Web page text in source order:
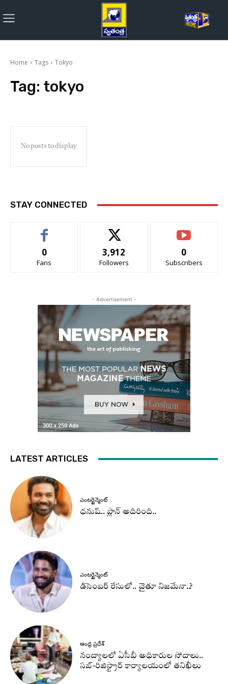
Home Tags Tokyo
Tag: tokyo
No posts to display
STAY CONNECTED
0
Fans
3,912
Followers
0
Subscribers
- Advertisement -
LATEST ARTICLES
ఎంటర్టైన్మెంట్
ధనుష్‌.. ప్లాన్ అదిరింది..
ఎంటర్టైన్మెంట్
డిసెంబర్ రేసులో.. చైతూ నిజమేనా..?
ఆంధ్ర ప్రదేశ్
నంద్యాలలో ఏసీబీ అధికారుల సోదాలు..
సబ్-రిజిస్ట్రార్ కార్యాలయంలో తనిఖీలు